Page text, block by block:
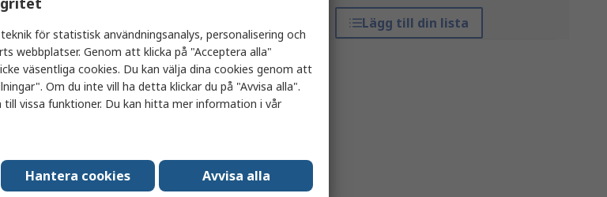
Lägg till din lista
Effektrelä
4PDT
Panel
för statistisk användningsanalys, personalisering och
webbplatser. Genom att klicka på "Acceptera alla"
väsentliga cookies. Du kan välja dina cookies genom att
Om du inte vill ha detta klickar du på "Avvisa alla".
vissa funktioner. Du kan hitta mer information i vår
Hantera cookies Avvisa alla